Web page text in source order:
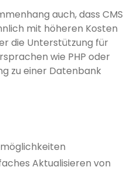
auch, dass CMS
mit höheren Kosten
die Unterstützung für
wie PHP oder
zu einer Datenbank
Aktualisieren von